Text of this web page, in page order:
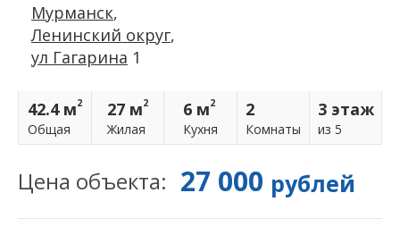
Мурманск,
Ленинский округ,
ул Гагарина 1
42.4 м2
Общая
27 м2
Жилая
6 м2
Кухня
2
Комнаты
3 этаж
из 5
Цена объекта: 27 000 рублей